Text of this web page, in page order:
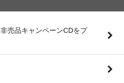
売品キャンペーンCDをプ